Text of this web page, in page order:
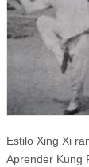
Estilo Xing Xi
Aprender Kung